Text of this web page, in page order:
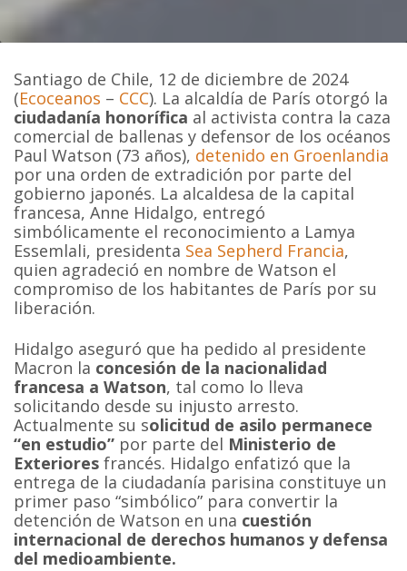
Santiago de Chile, 12 de diciembre de 2024
(Ecoceanos – CCC). La alcaldía de París otorgó la
ciudadanía honorífica al activista contra la caza
comercial de ballenas y defensor de los océanos
Paul Watson (73 años), detenido en Groenlandia
por una orden de extradición por parte del
gobierno japonés. La alcaldesa de la capital
francesa, Anne Hidalgo, entregó
simbólicamente el reconocimiento a Lamya
Essemlali, presidenta Sea Sepherd Francia,
quien agradeció en nombre de Watson el
compromiso de los habitantes de París por su
liberación.
Hidalgo aseguró que ha pedido al presidente
Macron la concesión de la nacionalidad
francesa a Watson, tal como lo lleva
solicitando desde su injusto arresto.
Actualmente su solicitud de asilo permanece
“en estudio” por parte del Ministerio de
Exterioresfrancés. Hidalgo enfatizó que la
entrega de la ciudadanía parisina constituye un
primer paso “simbólico” para convertir la
detención de Watson en una cuestión
internacional de derechos humanos y defensa
del medioambiente.